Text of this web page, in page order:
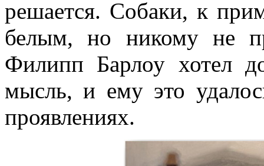
решается. Собаки, к
белым, но никому не
Филипп Барлоу хотел
мысль, и ему это
проявлениях.